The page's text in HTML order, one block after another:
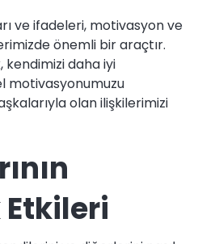
ve ifadeleri, motivasyon ve
önemli bir araçtır.
kendimizi daha iyi
motivasyonumuzu
olan ilişkilerimizi